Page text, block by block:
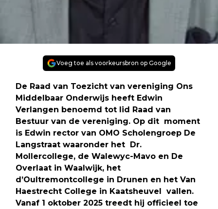
Voeg toe als voorkeursbron op Google
De Raad van Toezicht van vereniging Ons
Middelbaar Onderwijs heeft Edwin
Verlangen benoemd tot lid Raad van
Bestuur van de vereniging. Op dit moment
is Edwin rector van OMO Scholengroep De
Langstraat waaronder het Dr.
Mollercollege, de Walewyc-Mavo en De
Overlaat in Waalwijk, het
d’Oultremontcollege in Drunen en het Van
Haestrecht College in Kaatsheuvel vallen.
Vanaf 1 oktober 2025 treedt hij officieel toe